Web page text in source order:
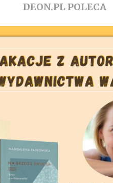
DEON.PL POLECA